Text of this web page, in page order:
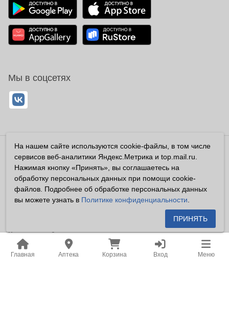
Главная Аптека Корзина Вход Меню
Мы в соцсетях
Владелец сайта ООО «Суперфарма» ОГРН 1032700302194
Все права защищены ©2026
Информация, размещенная на данном сайте имеет
справочный характер, и не должна восприниматься
посетителями сайта как публичная оферта, предусмотренная
Владелец сайта устанавливает запрет на цитирование,
копирование и размещение информации, размещенной на
настоящем сайте newapteka.ru, включая информацию о
На нашем сайте используются cookie-файлы, в том числе
сервисов веб-аналитики Яндекс.Метрика и top.mail.ru.
Нажимая кнопку «Принять», вы соглашаетесь на
обработку персональных данных при помощи cookie-
файлов. Подробнее об обработке персональных данных
вы можете узнать в Политике конфиденциальности
ПРИНЯТЬ